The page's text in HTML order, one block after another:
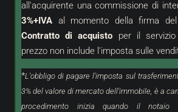
all'acquirente una commissione di
3%+IVAal momento della firma del
Contratto di acquisto per il servizio
prezzo non include l'imposta sulle
*L'obbligo di pagare l'imposta sul
3% del valore di mercato dell'immobile, è a
procedimento inizia quando il notaio